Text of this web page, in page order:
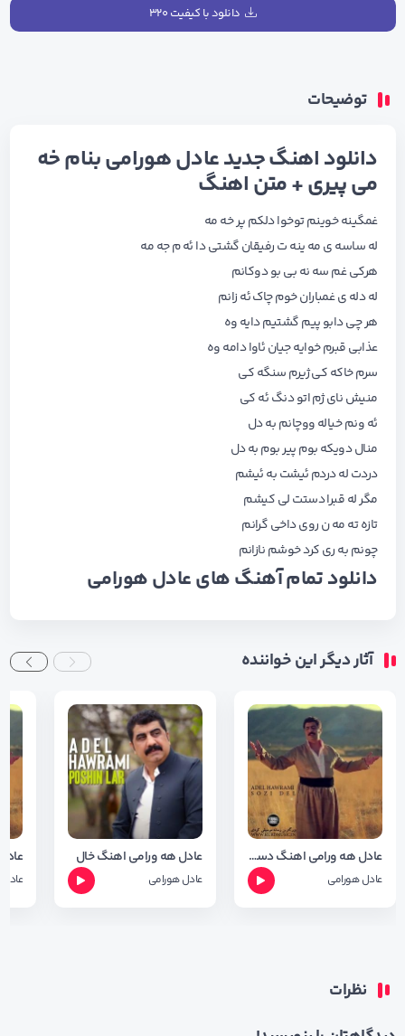
دانلود با کیفیت ۳۲۰
توضیحات
دانلود اهنگ جدید عادل هورامی بنام خه
می پیری + متن اهنگ
غمگینه خوینم توخوا دلکم پر خه مه
له ساسه ی مه ینه ت رفیقان گشتی دا ئه م جه مه
هرکی غم سه نه بی بو دوکانم
له دله ی غمباران خوم چاک ئه زانم
هر چی دابو پیم گشتیم دایه وه
عذابی قبرم خوایه جیان ئاوا دامه وه
سرم خاکه کی ژیرم سنگه کی
منیش نای ژم اتو دنگ ئه کی
ئه ونم خیاله ووچانم به دل
منال دویکه بوم پیر بوم به دل
دردت له دردم ئیشت به ئیشم
مگر له قبرا دستت لی کیشم
تازه ته مه ن روی داخی گرانم
چونم به ری کرد خوشم نازانم
دانلود تمام آهنگ هایعادل هورامی
آثار دیگر این خواننده
عادل هه ورامی اهنگ دسمالان +متن وشعر
عادل هورامی
عادل هه ورامی اهنگ خال
عادل هورامی
نظرات